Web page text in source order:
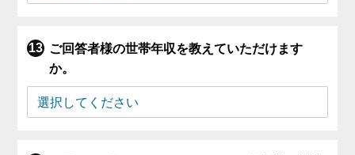
ご回答者様の世帯年収を教えていただけます
か。